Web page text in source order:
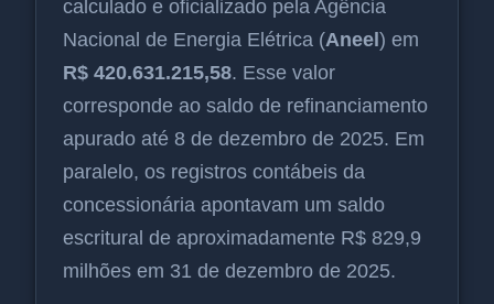
calculado e oficializado pela Agência
Nacional de Energia Elétrica (Aneel) em
R$ 420.631.215,58. Esse valor
corresponde ao saldo de refinanciamento
apurado até 8 de dezembro de 2025. Em
paralelo, os registros contábeis da
concessionária apontavam um saldo
escritural de aproximadamente R$ 829,9
milhões em 31 de dezembro de 2025.